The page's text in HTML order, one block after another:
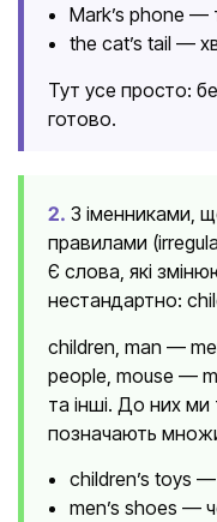
Mark’s phone
the cat’s tail —
Тут усе просто:
готово.
2. З іменниками,
правилами
Є слова, які
нестандартно:
children, man —
people, mouse —
та інші. До них
позначають
children’s toys —
men’s shoes —